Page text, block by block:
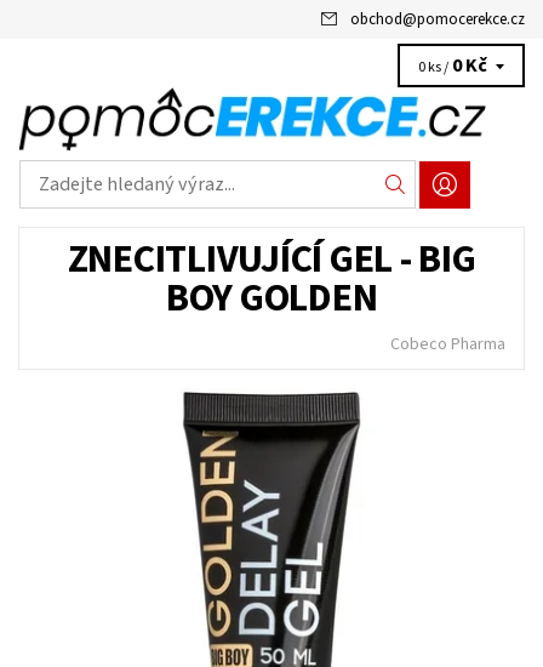
obchod@pomocerekce.cz
0 ks / 0 Kč
ZNECITLIVUJÍCÍ GEL - BIG
BOY GOLDEN
Cobeco Pharma